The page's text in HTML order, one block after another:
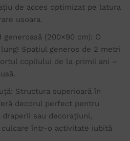
de acces optimizat pe latura
usoara.
(200×90 cm): O
Spațiul generos de 2 metri
copilului de la primii ani –
Structura superioară în
decorul perfect pentru
sau decorațiuni,
culcare într-o activitate iubită